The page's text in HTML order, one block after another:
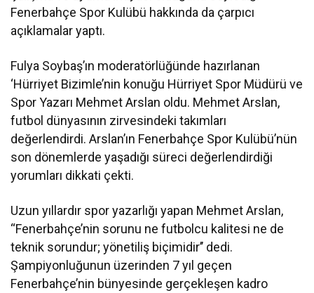
Fenerbahçe Spor Kulübü hakkında da çarpıcı
açıklamalar yaptı.
Fulya Soybaş’ın moderatörlüğünde hazırlanan
‘Hürriyet Bizimle’nin konuğu Hürriyet Spor Müdürü ve
Spor Yazarı Mehmet Arslan oldu. Mehmet Arslan,
futbol dünyasının zirvesindeki takımları
değerlendirdi. Arslan’ın Fenerbahçe Spor Kulübü’nün
son dönemlerde yaşadığı süreci değerlendirdiği
yorumları dikkati çekti.
Uzun yıllardır spor yazarlığı yapan Mehmet Arslan,
“Fenerbahçe’nin sorunu ne futbolcu kalitesi ne de
teknik sorundur; yönetiliş biçimidir’’ dedi.
Şampiyonluğunun üzerinden 7 yıl geçen
Fenerbahçe’nin bünyesinde gerçekleşen kadro